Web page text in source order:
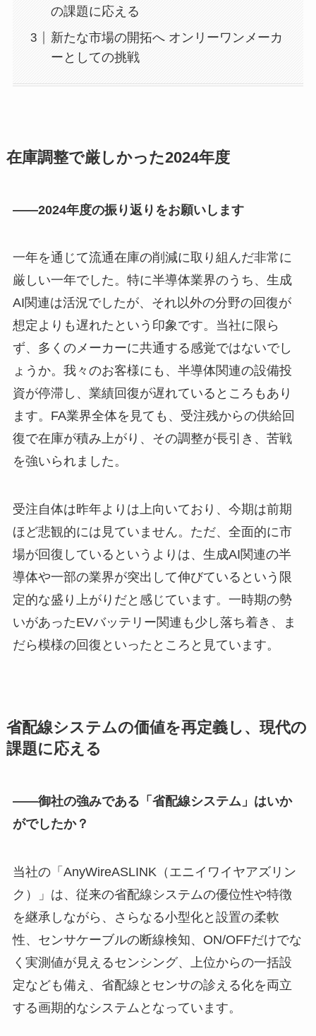
の課題に応える
新たな市場の開拓へ オンリーワンメーカ
ーとしての挑戦
在庫調整で厳しかった2024年度
――2024年度の振り返りをお願いします
一年を通じて流通在庫の削減に取り組んだ非常に
厳しい一年でした。特に半導体業界のうち、生成
AI関連は活況でしたが、それ以外の分野の回復が
想定よりも遅れたという印象です。当社に限ら
ず、多くのメーカーに共通する感覚ではないでし
ょうか。我々のお客様にも、半導体関連の設備投
資が停滞し、業績回復が遅れているところもあり
ます。FA業界全体を見ても、受注残からの供給回
復で在庫が積み上がり、その調整が長引き、苦戦
を強いられました。
受注自体は昨年よりは上向いており、今期は前期
ほど悲観的には見ていません。ただ、全面的に市
場が回復しているというよりは、生成AI関連の半
導体や一部の業界が突出して伸びているという限
定的な盛り上がりだと感じています。一時期の勢
いがあったEVバッテリー関連も少し落ち着き、ま
だら模様の回復といったところと見ています。
省配線システムの価値を再定義し、現代の
課題に応える
――御社の強みである「省配線システム」はいか
がでしたか？
当社の「AnyWireASLINK（エニイワイヤアズリン
ク）」は、従来の省配線システムの優位性や特徴
を継承しながら、さらなる小型化と設置の柔軟
性、センサケーブルの断線検知、ON/OFFだけでな
く実測値が見えるセンシング、上位からの一括設
定なども備え、省配線とセンサの診える化を両立
する画期的なシステムとなっています。